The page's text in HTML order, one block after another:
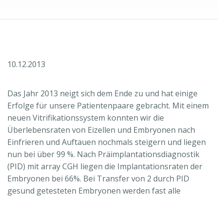
10.12.2013
Das Jahr 2013 neigt sich dem Ende zu und hat einige
Erfolge für unsere Patientenpaare gebracht. Mit einem
neuen Vitrifikationssystem konnten wir die
Überlebensraten von Eizellen und Embryonen nach
Einfrieren und Auftauen nochmals steigern und liegen
nun bei über 99 %. Nach Präimplantationsdiagnostik
(PID) mit array CGH liegen die Implantationsraten der
Embryonen bei 66%. Bei Transfer von 2 durch PID
gesund getesteten Embryonen werden fast alle